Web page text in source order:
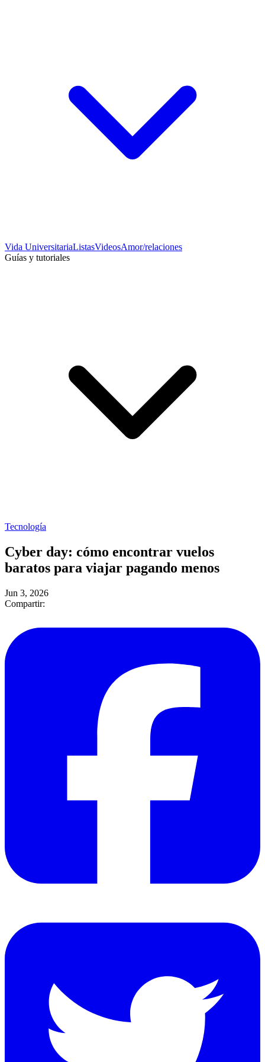
Vida UniversitariaListasVideosAmor/relaciones
Guías y tutoriales
Tecnología
Cyber day: cómo encontrar vuelos
baratos para viajar pagando menos
Jun 3, 2026
Compartir: